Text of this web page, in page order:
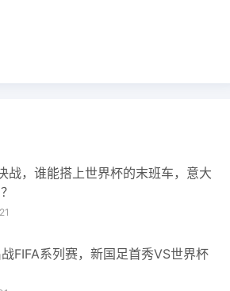
战，谁能搭上世界杯的末班车，意大
FIFA系列赛，新国足首秀VS世界杯